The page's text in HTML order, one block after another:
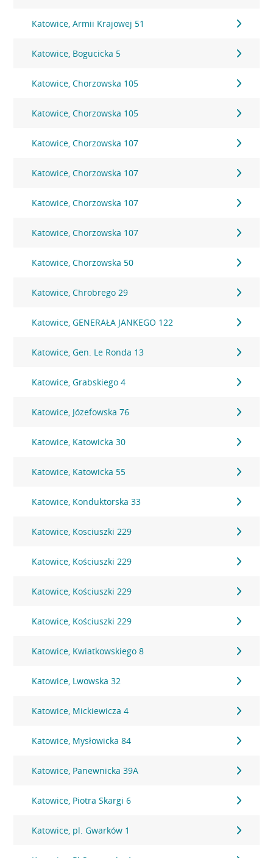
Katowice, Armii Krajowej 51
Katowice, Bogucicka 5
Katowice, Chorzowska 105
Katowice, Chorzowska 105
Katowice, Chorzowska 107
Katowice, Chorzowska 107
Katowice, Chorzowska 107
Katowice, Chorzowska 107
Katowice, Chorzowska 50
Katowice, Chrobrego 29
Katowice, GENERAŁA JANKEGO 122
Katowice, Gen. Le Ronda 13
Katowice, Grabskiego 4
Katowice, Józefowska 76
Katowice, Katowicka 30
Katowice, Katowicka 55
Katowice, Konduktorska 33
Katowice, Kosciuszki 229
Katowice, Kościuszki 229
Katowice, Kościuszki 229
Katowice, Kościuszki 229
Katowice, Kwiatkowskiego 8
Katowice, Lwowska 32
Katowice, Mickiewicza 4
Katowice, Mysłowicka 84
Katowice, Panewnicka 39A
Katowice, Piotra Skargi 6
Katowice, pl. Gwarków 1